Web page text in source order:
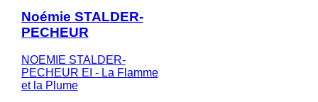
Noémie STALDER-
PECHEUR
NOEMIE STALDER-
PECHEUR EI - La Flamme
et la Plume